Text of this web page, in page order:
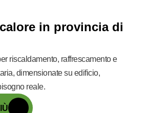
in provincia di
riscaldamento, raffrescamento e
dimensionate su edificio,
reale.